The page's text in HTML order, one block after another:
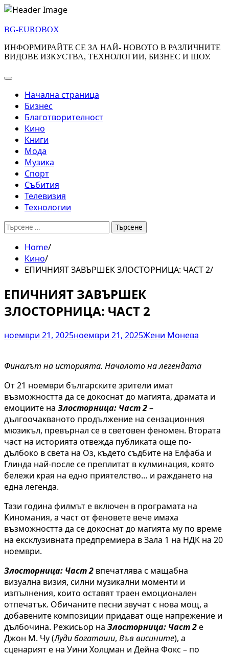
Skip
content
BG-EUROBOX
ИНФОРМИРАЙТЕ СЕ ЗА НАЙ- НОВОТО В РАЗЛИЧНИТЕ
ВИДОВЕ ИЗКУСТВА, ТЕХНОЛОГИИ, БИЗНЕС И ШОУ.
Начална страница
Бизнес
Благотворителност
Кино
Книги
Мода
Музика
Спорт
Събития
Телевизия
Технологии
Търсене
Home
Кино
ЕПИЧНИЯТ ЗАВЪРШЕК ЗЛОСТОРНИЦА: ЧАСТ 2
ЕПИЧНИЯТ ЗАВЪРШЕК
ЗЛОСТОРНИЦА: ЧАСТ 2
ноември 21, 2025ноември 21, 2025Жени Монева
Финалът на историята. Началото на легендата
От 21 ноември българските зрители имат
възможността да се докоснат до магията, драмата и
емоциите на Злосторница: Част 2–
дългоочакваното продължение на сензационния
мюзикъл, превърнал се в световен феномен. Втората
част на историята отвежда публиката още по-
дълбоко в света на Оз, където съдбите на Елфаба и
Глинда най-после се преплитат в кулминация, която
бележи края на едно приятелство… и раждането на
една легенда.
Тази година филмът е включен в програмата на
Киномания, а част от феновете вече имаха
възможността да се докоснат до магията му по време
на ексклузивната предпремиера в Зала 1 на НДК на 20
ноември.
Злосторница: Част 2 впечатлява с мащабна
визуална визия, силни музикални моменти и
изпълнения, които оставят траен емоционален
отпечатък. Обичаните песни звучат с нова мощ, а
добавените композиции придават още напрежение и
дълбочина. Режисьор на Злосторница: Част 2е
Джон М. Чу (Луди богаташи, Във висините), а
сценарият е на Уини Холцман и Дейна Фокс – по